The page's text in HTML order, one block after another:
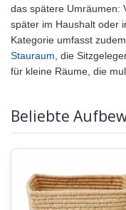
das spätere Umräumen:
später im Haushalt oder
Kategorie umfasst
Stauraum, die
für kleine Räume, die
Beliebte